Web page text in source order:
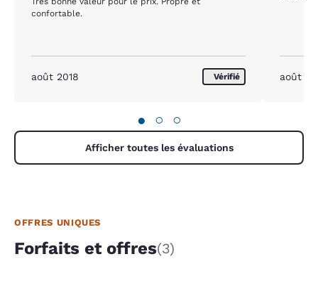
confortable.
août 2018 Vérifié août
● ○ ○
Afficher toutes les évaluations
OFFRES UNIQUES
Forfaits et offres(3)